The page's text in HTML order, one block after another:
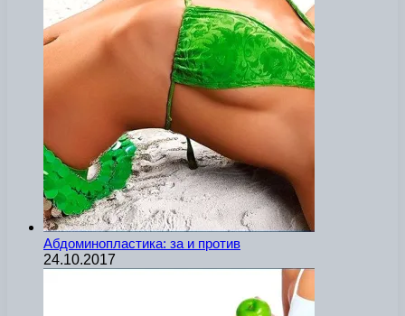
Абдоминопластика: за и против
24.10.2017